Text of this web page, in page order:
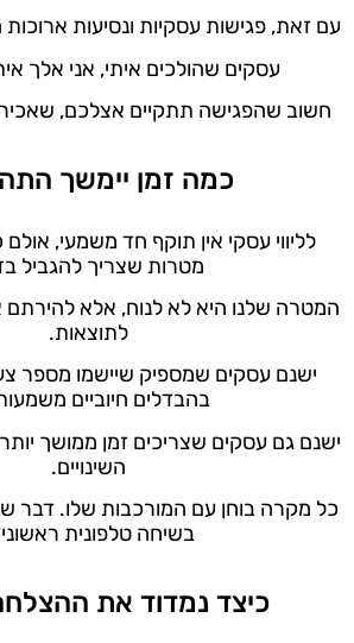
עם זאת, פגישות עסקיות ונסיעות ארוכות
עסקים שהולכים איתי, אני אלך
חשוב שהפגישה תתקיים אצלכם,
כמה זמן יימשך
לליווי עסקי אין תוקף חד משמעי, אולם
מטרות שצריך להגביל
המטרה שלנו היא לא לנוח, אלא
לתוצאות.
ישנם עסקים שמספיק שיישמו מספר
בהבדלים חיוביים
ישנם גם עסקים שצריכים זמן ממושך
השינויים.
כל מקרה בוחן עם המורכבות שלו. דבר
בשיחה טלפונית
כיצד נמדוד את